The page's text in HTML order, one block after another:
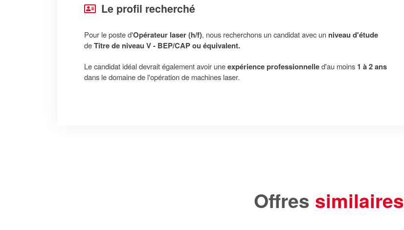
Le profil recherché
Pour le poste d'Opérateur laser (h/f), nous recherchons un candidat avec un niveau d'étude
deTitre de niveau V - BEP/CAP ou équivalent.
Le candidat idéal devrait également avoir uneexpérience professionnelled'au moins 1 à 2 ans
dans le domaine de l'opération de machines laser.
Offres similaires